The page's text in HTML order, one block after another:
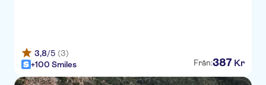
Best Western Premier Ark
Hotel
3,8/5 (3)
+100 Smiles
Från:387 Kr